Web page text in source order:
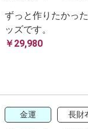
ずっと作りたかっ
ッズです。
￥29,980
金運 長財